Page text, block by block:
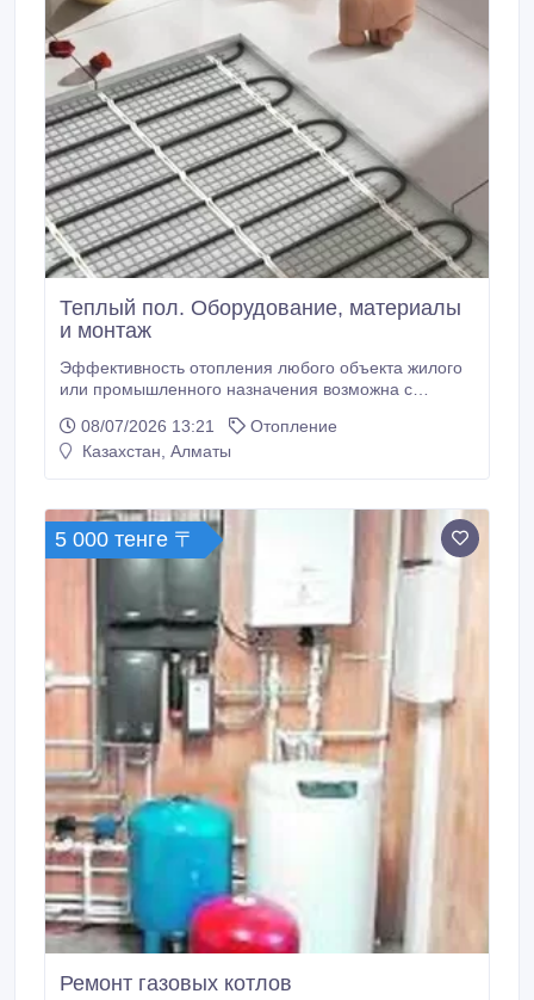
Теплый пол. Оборудование, материалы
и монтаж
Эффективность отопления любого объекта жилого
или промышленного назначения возможна с
устанавливается в новостроях, старых
реставрируемых помещениях для основного или
08/07/2026 13:21
Отопление
Казахстан, Алматы
5 000 тенге 〒
Ремонт газовых котлов